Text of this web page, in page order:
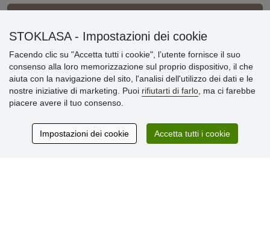
Informazioni importanti
» Impostazioni dei cookie
» Termini & Condizioni
» Informativa sulla Privacy
» Consegna e pagamento
» Garanzia e resi
STOKLASA - Impostazioni dei cookie
Facendo clic su "Accetta tutti i cookie", l’utente fornisce il suo
consenso alla loro memorizzazione sul proprio dispositivo, il che
aiuta con la navigazione del sito, l'analisi dell'utilizzo dei dati e le
nostre iniziative di marketing. Puoi rifiutarti di farlo , ma ci farebbe
piacere avere il tuo consenso.
Impostazioni dei cookie Accetta tutti i cookie